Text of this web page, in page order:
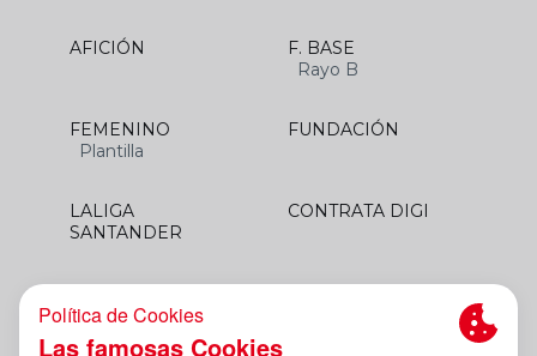
AFICIÓN
F. BASE
Rayo B
FEMENINO
Plantilla
FUNDACIÓN
LALIGA
SANTANDER
CONTRATA DIGI